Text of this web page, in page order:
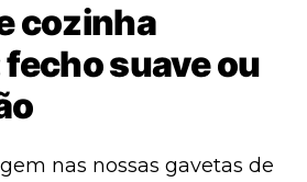
cozinha
suave ou
nas nossas gavetas de